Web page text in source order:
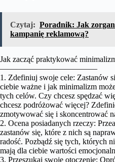
Czytaj: Poradnik: Jak
kampanię reklamową?
Jak zacząć praktykować
————————————
1. Zdefiniuj swoje cele: Zastanów
ciebie ważne i jak minimalizm
tych celów. Czy chcesz spędzać
chcesz podróżować więcej?
zmotywować się i skoncentrować
2. Ocena posiadanych rzeczy:
zastanów się, które z nich są
radość. Pozbądź się tych, których
mają dla ciebie wartości
3. Przeszukaj swoje otoczenie: